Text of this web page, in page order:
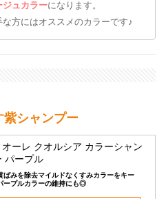
ジュカラーになります。
方にはオススメのカラーです♪
シャンプー
オーレ クオルシア カラーシャン
パープル
ばみを除去マイルドなくすみカラーをキー
ープルカラーの維持にも◎